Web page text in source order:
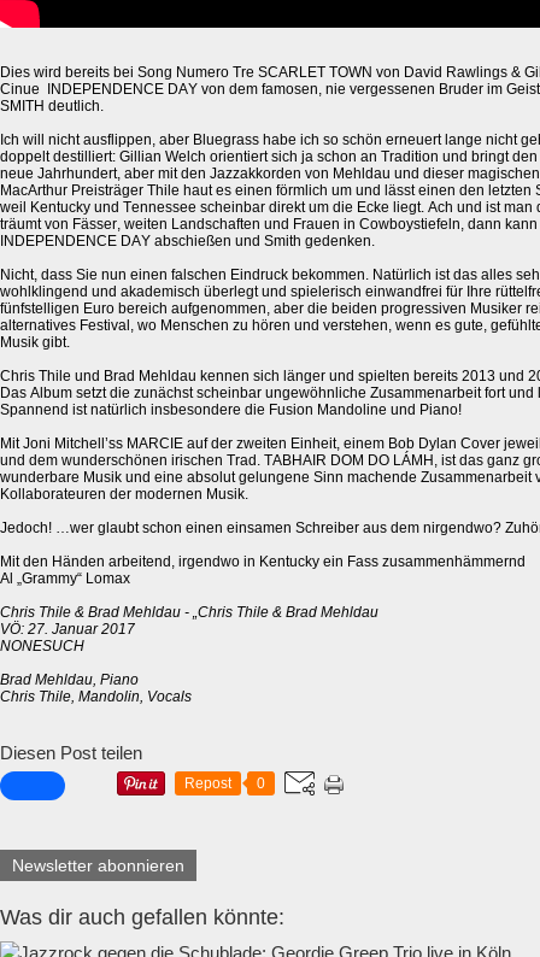
Dies wird bereits bei Song Numero Tre SCARLET TOWN von David Rawlings &
Cinue INDEPENDENCE DAY von dem famosen, nie vergessenen Bruder im
SMITH deutlich.
Ich will nicht ausflippen, aber Bluegrass habe ich so schön erneuert lange nicht
doppelt destilliert: Gillian Welch orientiert sich ja schon an Tradition und bringt
neue Jahrhundert, aber mit den Jazzakkorden von Mehldau und dieser
MacArthur Preisträger Thile haut es einen förmlich um und lässt einen den letzten
weil Kentucky und Tennessee scheinbar direkt um die Ecke liegt. Ach und ist
träumt von Fässer, weiten Landschaften und Frauen in Cowboystiefeln, dann
INDEPENDENCE DAY abschießen und Smith gedenken.
Nicht, dass Sie nun einen falschen Eindruck bekommen. Natürlich ist das alles
wohlklingend und akademisch überlegt und spielerisch einwandfrei für Ihre
fünfstelligen Euro bereich aufgenommen, aber die beiden progressiven Musiker
alternatives Festival, wo Menschen zu hören und verstehen, wenn es gute,
Musik gibt.
Chris Thile und Brad Mehldau kennen sich länger und spielten bereits 2013 und
Das Album setzt die zunächst scheinbar ungewöhnliche Zusammenarbeit fort und
Spannend ist natürlich insbesondere die Fusion Mandoline und Piano!
Mit Joni Mitchell’ss MARCIE auf der zweiten Einheit, einem Bob Dylan Cover
und dem wunderschönen irischen Trad. TABHAIR DOM DO LÁMH, ist das ganz
wunderbare Musik und eine absolut gelungene Sinn machende Zusammenarbeit
Kollaborateuren der modernen Musik.
Jedoch! …wer glaubt schon einen einsamen Schreiber aus dem nirgendwo?
Mit den Händen arbeitend, irgendwo in Kentucky ein Fass zusammenhämmernd
Al „Grammy“ Lomax
Chris Thile & Brad Mehldau - „Chris Thile & Brad Mehldau
VÖ: 27. Januar 2017
NONESUCH
Brad Mehldau, Piano
Chris Thile, Mandolin, Vocals
Diesen Post teilen
Repost 0
Newsletter abonnieren
Was dir auch gefallen könnte: